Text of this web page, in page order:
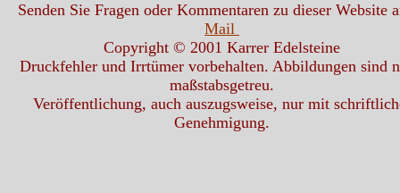
Senden Sie Fragen oder Kommentaren zu dieser Website
Mail
Copyright © 2001 Karrer Edelsteine
Druckfehler und Irrtümer vorbehalten. Abbildungen sind
maßstabsgetreu.
Veröffentlichung, auch auszugsweise, nur mit
Genehmigung.